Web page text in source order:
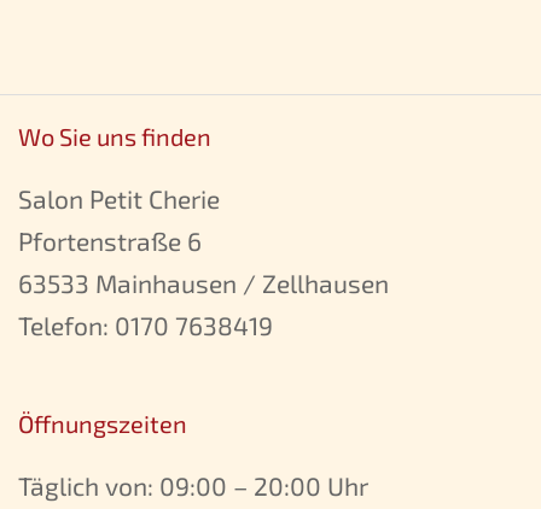
Wo Sie uns finden
Salon Petit Cherie
Pfortenstraße 6
63533 Mainhausen / Zellhausen
Telefon: 0170 7638419
Öffnungszeiten
Täglich von: 09:00 – 20:00 Uhr